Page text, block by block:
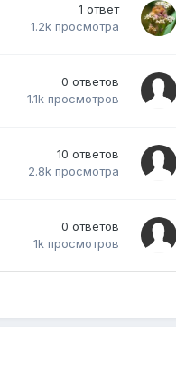
1 ответ
1.2k просмотра
0 ответов
1.1k просмотров
10 ответов
2.8k просмотра
0 ответов
1k просмотров